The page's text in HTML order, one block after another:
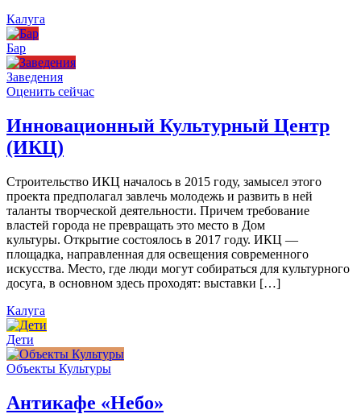
Калуга
Бар
Заведения
Оценить сейчас
Инновационный Культурный Центр
(ИКЦ)
Строительство ИКЦ началось в 2015 году, замысел этого
проекта предполагал завлечь молодежь и развить в ней
таланты творческой деятельности. Причем требование
властей города не превращать это место в Дом
культуры. Открытие состоялось в 2017 году. ИКЦ —
площадка, направленная для освещения современного
искусства. Место, где люди могут собираться для культурного
досуга, в основном здесь проходят: выставки […]
Калуга
Дети
Объекты Культуры
Антикафе «Небо»